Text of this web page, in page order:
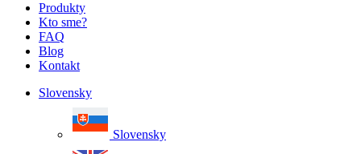
Produkty
Kto sme?
FAQ
Blog
Kontakt
Slovensky
Slovensky